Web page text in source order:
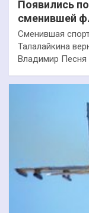
Появились
сменившей
Сменившая
Талалайкина
Владимир